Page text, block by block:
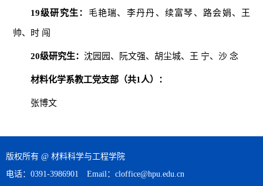
19级研究生： 毛艳瑞、李丹丹、续富琴、路会娟、王
帅、时 闯
20级研究生： 沈园园、阮文强、胡尘城、王 宁、沙 念
材料化学系教工党支部（共1人）：
张博文
版权所有 @ 材料科学与工程学院
电话：0391-3986901 Email：cloffice@hpu.edu.cn